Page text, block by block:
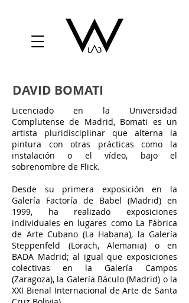
DAVID BOMATI
Licenciado en la Universidad
Complutense de Madrid, Bomati es un
artista pluridisciplinar que alterna la
pintura con otras prácticas como la
instalación o el vídeo, bajo el
sobrenombre de Flick.
Desde su primera exposición en la
Galería Factoría de Babel (Madrid) en
1999, ha realizado exposiciones
individuales en lugares como La Fábrica
de Arte Cubano (La Habana), la Galería
Steppenfeld (Lörach, Alemania) o en
BADA Madrid; al igual que exposiciones
colectivas en la Galería Campos
(Zaragoza), la Galería Báculo (Madrid) o la
XXI Bienal Internacional de Arte de Santa